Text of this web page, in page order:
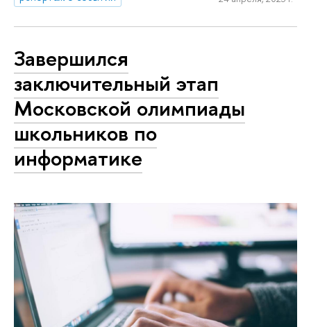
Завершился
заключительный этап
Московской олимпиады
школьников по
информатике